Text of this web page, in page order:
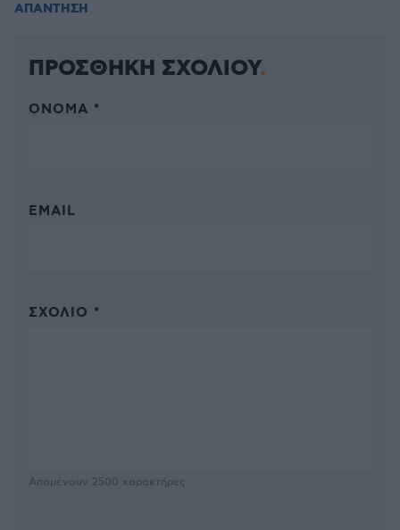
ΑΠΑΝΤΗΣΗ
ΠΡΟΣΘΗΚΗ ΣΧΟΛΙΟΥ
ΌΝΟΜΑ *
EMAIL
ΣΧΌΛΙΟ *
Απομένουν 2500 χαρακτήρες